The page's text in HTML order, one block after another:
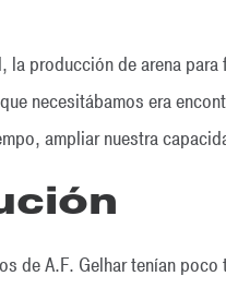
la producción de arena
necesitábamos era
ampliar nuestra
de A.F. Gelhar tenían